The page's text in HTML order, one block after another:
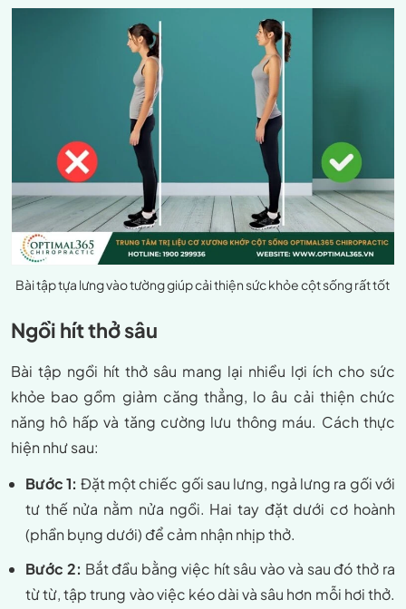
Bài tập tựa lưng vào tường giúp cải thiện sức khỏe cột sống rất tốt
Ngồi hít thở sâu
Bài tập ngồi hít thở sâu mang lại nhiều lợi ích cho sức
khỏe bao gồm giảm căng thẳng, lo âu cải thiện chức
năng hô hấp và tăng cường lưu thông máu. Cách thực
hiện như sau:
Bước 1: Đặt một chiếc gối sau lưng, ngả lưng ra gối với
tư thế nửa nằm nửa ngồi. Hai tay đặt dưới cơ hoành
(phần bụng dưới) để cảm nhận nhịp thở.
Bước 2: Bắt đầu bằng việc hít sâu vào và sau đó thở ra
từ từ, tập trung vào việc kéo dài và sâu hơn mỗi hơi thở.